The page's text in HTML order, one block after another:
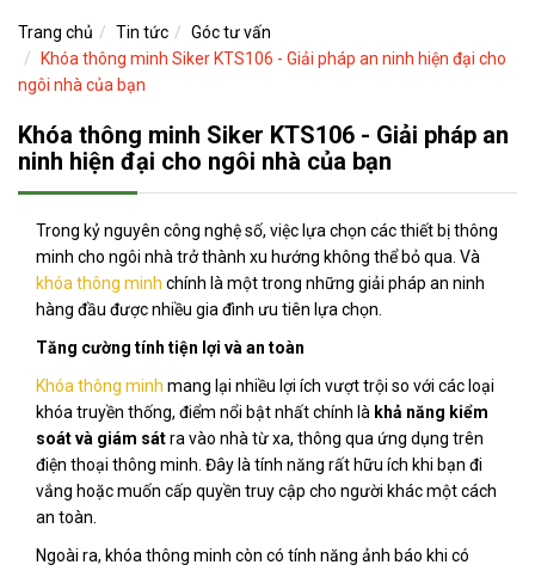
Trang chủ Tin tức
Góc tư vấn
Khóa thông minh Siker KTS106 - Giải pháp an ninh hiện đại cho
ngôi nhà của bạn
Khóa thông minh Siker KTS106 - Giải pháp an
ninh hiện đại cho ngôi nhà của bạn
Trong kỷ nguyên công nghệ số, việc lựa chọn các thiết bị thông
minh cho ngôi nhà trở thành xu hướng không thể bỏ qua. Và
khóa thông minh chính là một trong những giải pháp an ninh
hàng đầu được nhiều gia đình ưu tiên lựa chọn.
Tăng cường tính tiện lợi và an toàn
Khóa thông minh mang lại nhiều lợi ích vượt trội so với các loại
khóa truyền thống, điểm nổi bật nhất chính là khả năng kiểm
soát và giám sátra vào nhà từ xa, thông qua ứng dụng trên
điện thoại thông minh. Đây là tính năng rất hữu ích khi bạn đi
vắng hoặc muốn cấp quyền truy cập cho người khác một cách
an toàn.
Ngoài ra, khóa thông minh còn có tính năng ảnh báo khi có